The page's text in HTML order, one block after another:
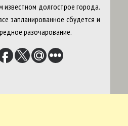
известном долгострое города.
запланированное сбудется и
разочарование.